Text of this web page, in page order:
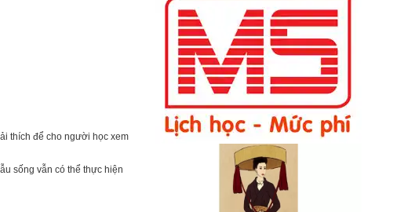
thích để cho người học xem
sống vẫn có thể thực hiện